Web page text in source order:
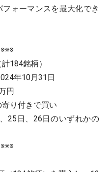
ォーマンスを最大化でき
184銘柄）
年10月31日
円
り付きで買い
25日、26日のいずれかの